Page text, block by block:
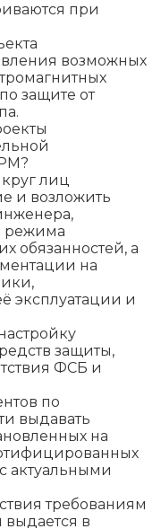
при
возможных
защите от
лиц
и возложить
режима
обязанностей, а
на
эксплуатации и
защиты,
ФСБ и
по
выдавать
на
актуальными
требованиям
в